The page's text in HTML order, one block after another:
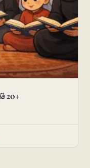
+20 فكرة أسرية لـــ أجمل رمضان